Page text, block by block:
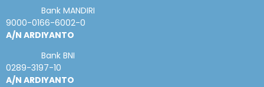
Bank MANDIRI
9000-0166-6002-0
A/N ARDIYANTO
Bank BNI
0289-3197-10
A/N ARDIYANTO